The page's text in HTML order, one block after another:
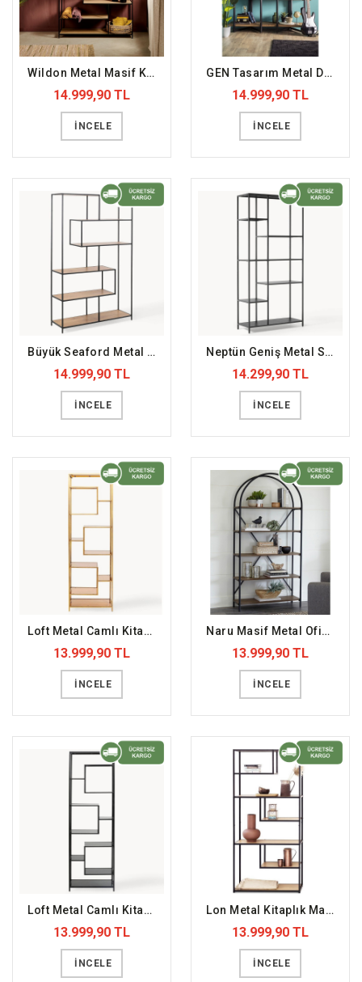
Wildon Metal Masif Kitaplık (DFFKT26)
14.999,90 TL
İNCELE
GEN Tasarım Metal Doğal Kitaplık (DFFKT25)
14.999,90 TL
İNCELE
Büyük Seaford Metal Kitaplık (DFFKT29)
14.999,90 TL
İNCELE
Neptün Geniş Metal Saclı Kitaplık (DFFKT35)
14.299,90 TL
İNCELE
Loft Metal Camlı Kitaplık Gold (DFFKT7)
13.999,90 TL
İNCELE
Naru Masif Metal Ofis Rafı Doğal Kitaplık (DFFKT21)
13.999,90 TL
İNCELE
Loft Metal Camlı Kitaplık (DFFKT33)
13.999,90 TL
İNCELE
Lon Metal Kitaplık Masif Doğal Raf (DFFKT18)
13.999,90 TL
İNCELE